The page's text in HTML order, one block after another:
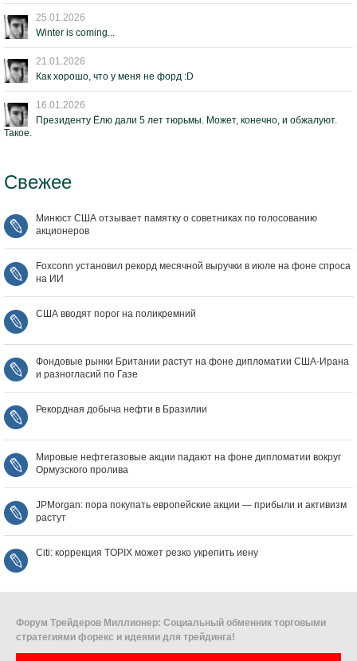
25.01.2026
Winter is coming...
21.01.2026
Как хорошо, что у меня не форд :D
16.01.2026
Президенту Ёлю дали 5 лет тюрьмы. Может, конечно, и обжалуют.
Такое.
Свежее
Минюст США отзывает памятку о советниках по голосованию
акционеров
Foxconn установил рекорд месячной выручки в июле на фоне спроса
на ИИ
США вводят порог на поликремний
Фондовые рынки Британии растут на фоне дипломатии США‑Ирана
и разногласий по Газе
Рекордная добыча нефти в Бразилии
Мировые нефтегазовые акции падают на фоне дипломатии вокруг
Ормузского пролива
JPMorgan: пора покупать европейские акции — прибыли и активизм
растут
Citi: коррекция TOPIX может резко укрепить иену
Форум Трейдеров Миллионер: Социальный обменник торговыми
стратегиями форекс и идеями для трейдинга!